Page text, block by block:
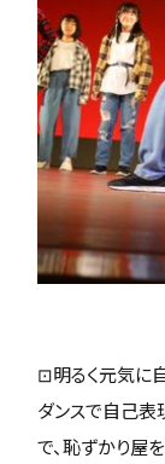
⊡明るく元気に
ダンスで自己表
で、恥ずかり屋